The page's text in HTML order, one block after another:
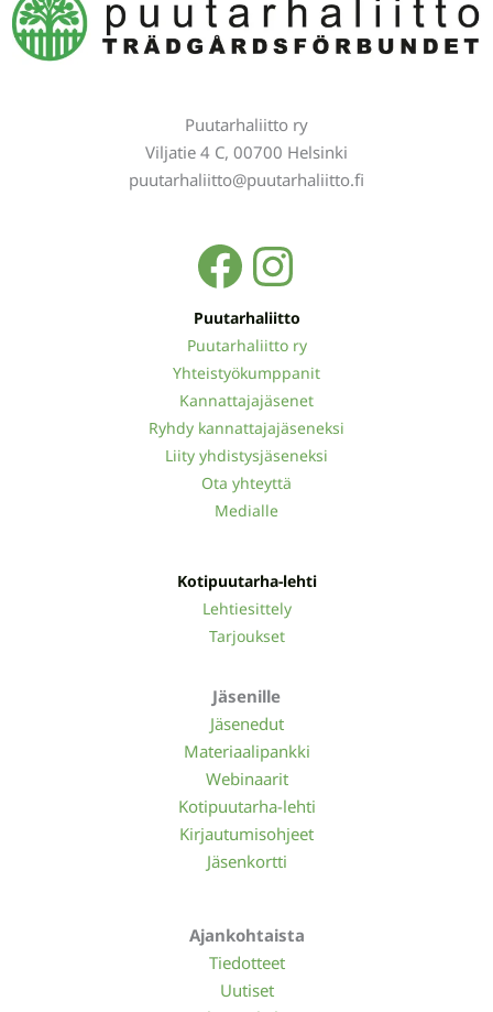
Puutarhaliitto ry
Viljatie 4 C, 00700 Helsinki
puutarhaliitto@puutarhaliitto.fi
Facebook
Puutarhaliitto
Puutarhaliitto ry
Yhteistyökumppanit
Kannattajajäsenet
Ryhdy kannattajajäseneksi
Liity yhdistysjäseneksi
Ota yhteyttä
Medialle
Kotipuutarha-lehti
Lehtiesittely
Tarjoukset
Jäsenille
Jäsenedut
Materiaalipankki
Webinaarit
Kotipuutarha-lehti
Kirjautumisohjeet
Jäsenkortti
Ajankohtaista
Tiedotteet
Uutiset